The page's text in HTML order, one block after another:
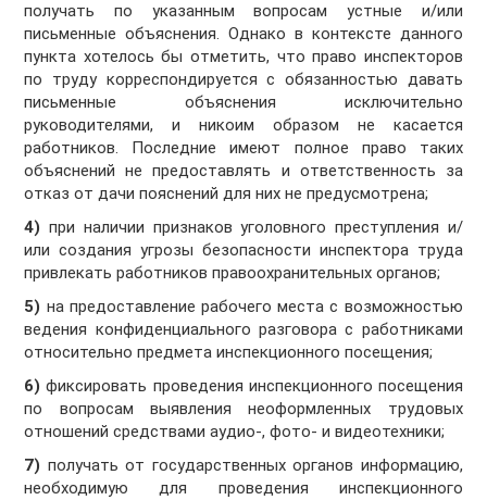
получать по указанным вопросам устные и/или
письменные объяснения. Однако в контексте данного
пункта хотелось бы отметить, что право инспекторов
по труду корреспондируется с обязанностью давать
письменные объяснения исключительно
руководителями, и никоим образом не касается
работников. Последние имеют полное право таких
объяснений не предоставлять и ответственность за
отказ от дачи пояснений для них не предусмотрена;
4) при наличии признаков уголовного преступления и/
или создания угрозы безопасности инспектора труда
привлекать работников правоохранительных органов;
5) на предоставление рабочего места с возможностью
ведения конфиденциального разговора с работниками
относительно предмета инспекционного посещения;
6) фиксировать проведения инспекционного посещения
по вопросам выявления неоформленных трудовых
отношений средствами аудио-, фото- и видеотехники;
7) получать от государственных органов информацию,
необходимую для проведения инспекционного